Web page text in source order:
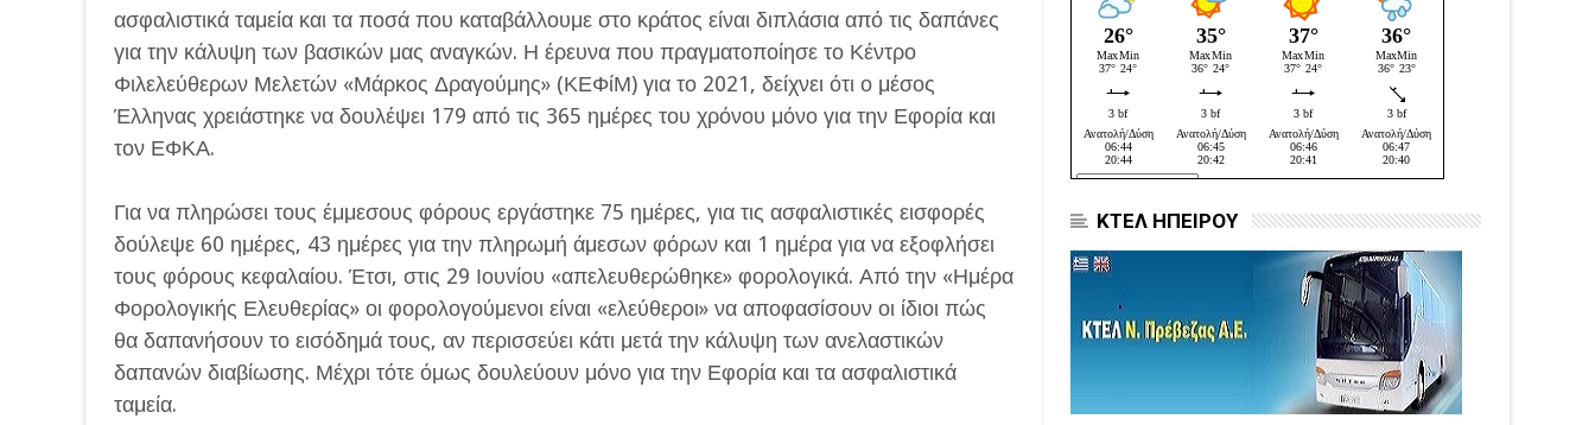
ασφαλιστικά ταμεία και τα ποσά που καταβάλλουμε στο κράτος είναι διπλάσια από τις δαπάνες
για την κάλυψη των βασικών μας αναγκών. Η έρευνα που πραγματοποίησε το Κέντρο
Φιλελεύθερων Μελετών «Μάρκος Δραγούμης» (ΚΕΦίΜ) για το 2021, δείχνει ότι ο μέσος
Έλληνας χρειάστηκε να δουλέψει 179 από τις 365 ημέρες του χρόνου μόνο για την Εφορία και
τον ΕΦΚΑ.
Για να πληρώσει τους έμμεσους φόρους εργάστηκε 75 ημέρες, για τις ασφαλιστικές εισφορές
δούλεψε 60 ημέρες, 43 ημέρες για την πληρωμή άμεσων φόρων και 1 ημέρα για να εξοφλήσει
τους φόρους κεφαλαίου. Έτσι, στις 29 Ιουνίου «απελευθερώθηκε» φορολογικά. Από την «Ημέρα
Φορολογικής Ελευθερίας» οι φορολογούμενοι είναι «ελεύθεροι» να αποφασίσουν οι ίδιοι πώς
θα δαπανήσουν το εισόδημά τους, αν περισσεύει κάτι μετά την κάλυψη των ανελαστικών
δαπανών διαβίωσης. Μέχρι τότε όμως δουλεύουν μόνο για την Εφορία και τα ασφαλιστικά
ταμεία.
ΚΤΕΛ ΗΠΕΙΡΟΥ